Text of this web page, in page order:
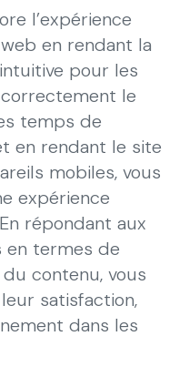
l’expérience
en rendant la
pour les
le
temps de
en rendant le site
mobiles, vous
expérience
répondant aux
termes de
contenu, vous
satisfaction,
dans les